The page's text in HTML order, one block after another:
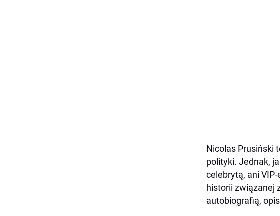
Nicolas Prusiński
polityki. Jednak,
celebrytą, ani
historii związanej
autobiografią,